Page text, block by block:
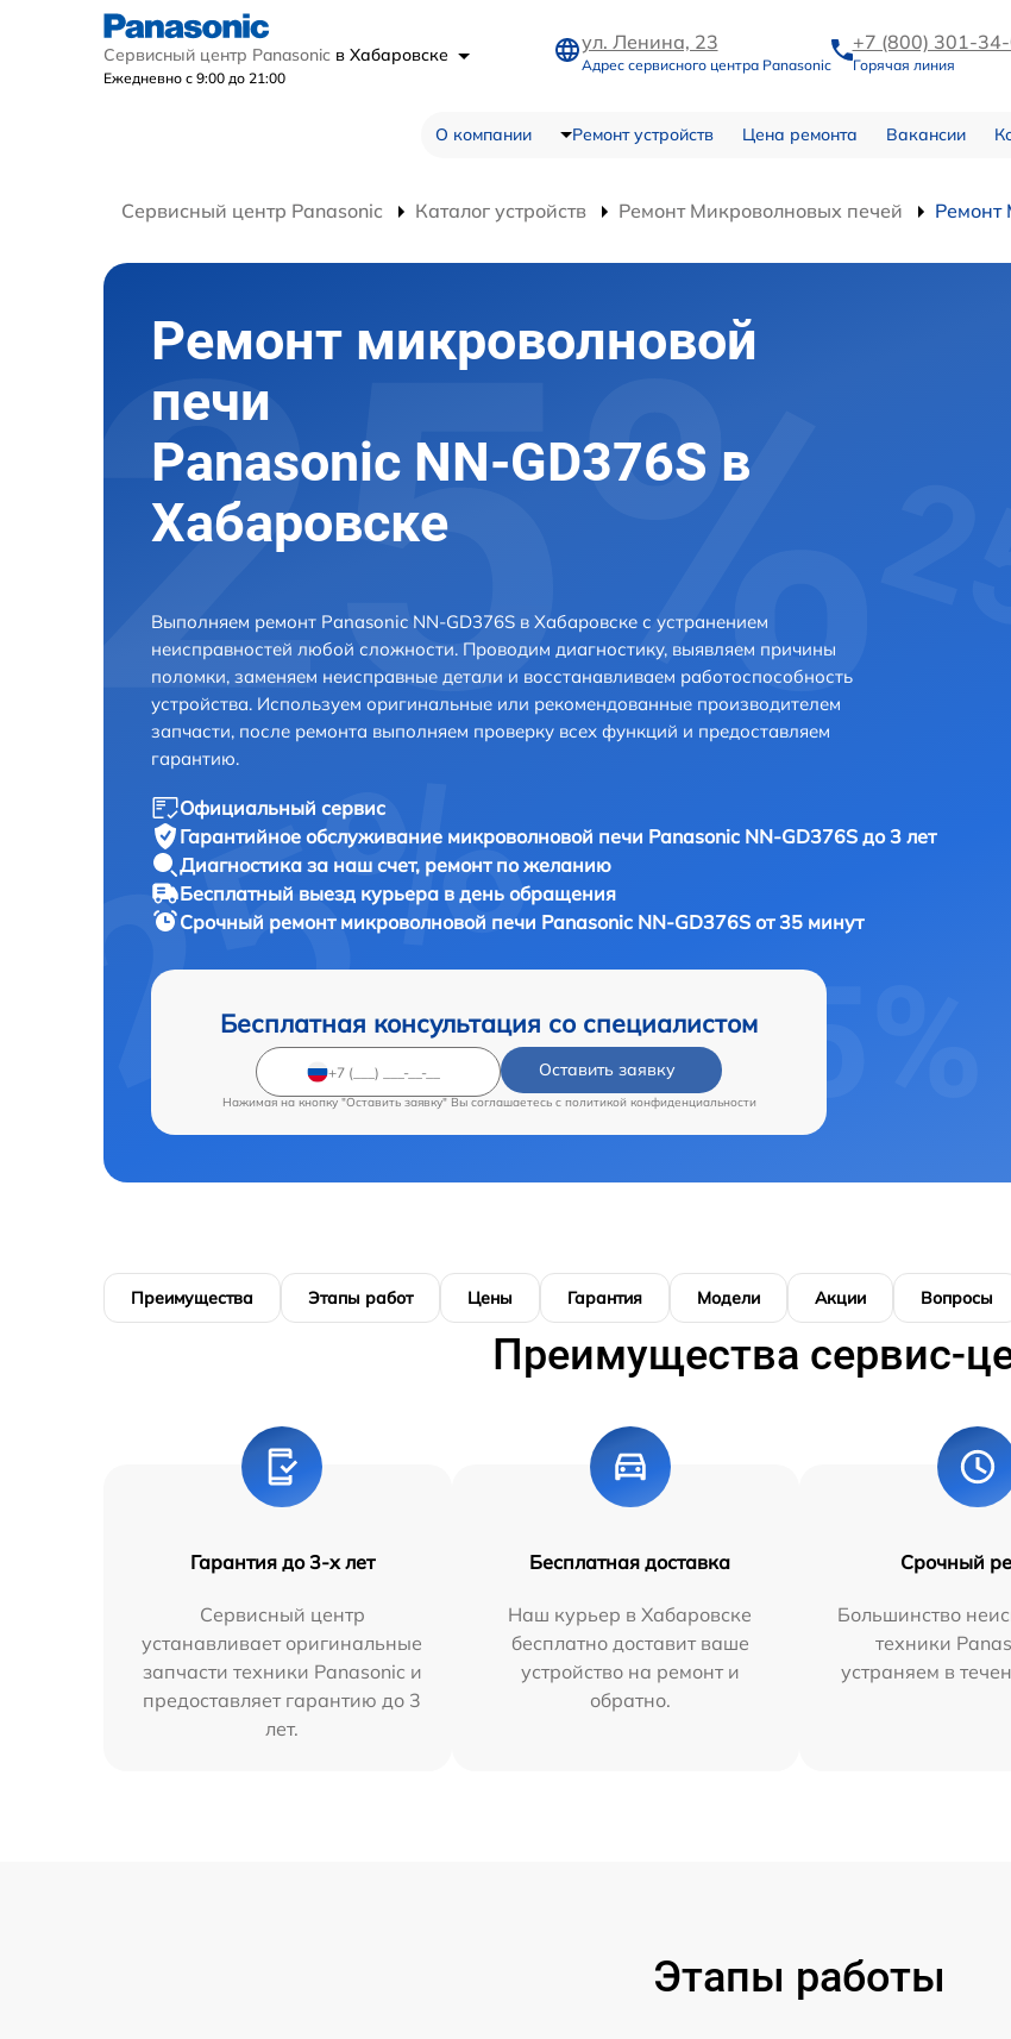
Сервисный центр Panasonic в Хабаровске
Ежедневно с 9:00 до 21:00
ул. Ленина, 23
Адрес сервисного центра Panasonic
+7 (800) 301-
Горячая линия
О компании Ремонт устройств Цена ремонта Вакансии
Сервисный центр Panasonic Каталог устройств Ремонт Микроволновых печей Ремонт
Ремонт микроволновой
печи
Panasonic NN-GD376S в
Хабаровске
Выполняем ремонт Panasonic NN-GD376S в Хабаровске с устранением
неисправностей любой сложности. Проводим диагностику, выявляем причины
поломки, заменяем неисправные детали и восстанавливаем работоспособность
устройства. Используем оригинальные или рекомендованные производителем
запчасти, после ремонта выполняем проверку всех функций и предоставляем
гарантию.
Официальный сервис
Гарантийное обслуживание микроволновой печи Panasonic NN-GD376S до 3 лет
Диагностика за наш счет, ремонт по желанию
Бесплатный выезд курьера в день обращения
Срочный ремонт микроволновой печи Panasonic NN-GD376S от 35 минут
Бесплатная консультация со специалистом
Оставить заявку
Нажимая на кнопку "Оставить заявку" Вы соглашаетесь c политикой конфиденциальности
Преимущества Этапы работ Цены Гарантия Модели Акции Вопросы
Преимущества сервис-
Гарантия до 3-х лет
Сервисный центр
устанавливает оригинальные
запчасти техники Panasonic и
предоставляет гарантию до 3
лет.
Бесплатная доставка
Наш курьер в Хабаровске
бесплатно доставит ваше
устройство на ремонт и
обратно.
Срочный
Большинство
техники
устраняем в
Этапы работы